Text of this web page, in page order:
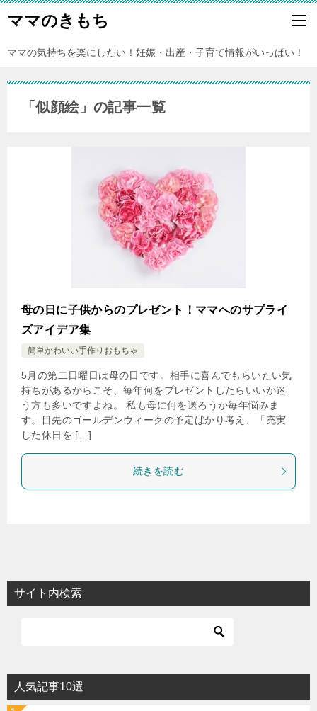
ママのきもち
ママの気持ちを楽にしたい！妊娠・出産・子育て情報がいっぱい！
「似顔絵」の記事一覧
母の日に子供からのプレゼント！ママへのサプライ
ズアイデア集
簡単かわいい手作りおもちゃ
5月の第二日曜日は母の日です。相手に喜んでもらいたい気
持ちがあるからこそ、毎年何をプレゼントしたらいいか迷
う方も多いですよね。 私も母に何を送ろうか毎年悩みま
す。目先のゴールデンウィークの予定ばかり考え、「充実
した休日を […]
続きを読む
サイト内検索
人気記事10選